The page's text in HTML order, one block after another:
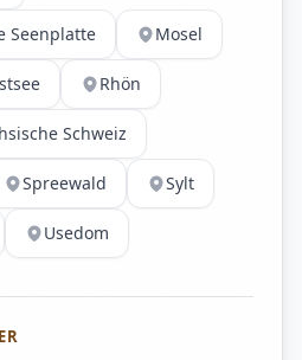
Seenplatte Mosel
Rhön
Schweiz
Spreewald Sylt
Usedom